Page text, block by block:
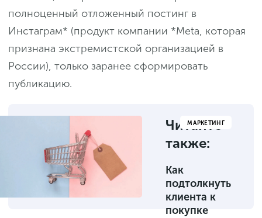
полноценный отложенный постинг в
Инстаграм* (продукт компании *Meta, которая
признана экстремистской организацией в
России), только заранее сформировать
публикацию.
МАРКЕТИНГ
Читайте
также:
Как
подтолкнуть
клиента к
покупке